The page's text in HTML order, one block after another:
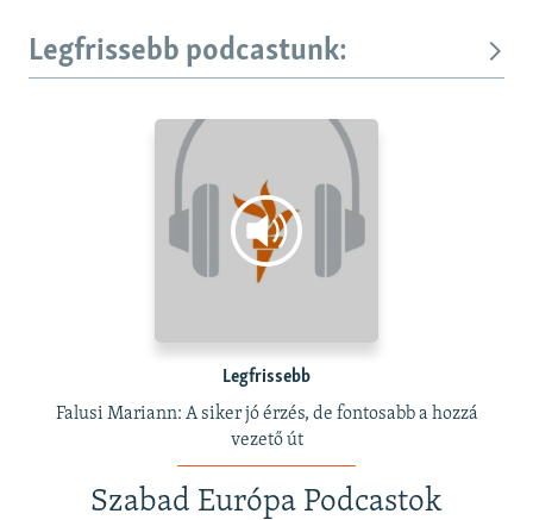
Legfrissebb podcastunk:
Legfrissebb
Falusi Mariann: A siker jó érzés, de fontosabb a hozzá
vezető út
Szabad Európa Podcastok